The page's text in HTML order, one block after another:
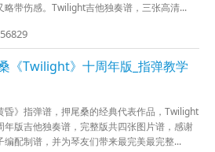
略带伤感。Twilight吉他独奏谱，三张高清...
《Twilight》十周年版_指弹教学
昏》指弹谱，押尾桑的经典代表作品，Twilight
年版吉他独奏谱，完整版共四张图片谱，感谢
编配制谱，并为琴友们带来最完美最完整...